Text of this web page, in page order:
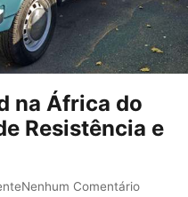
na África do
Resistência e
Nenhum Comentário